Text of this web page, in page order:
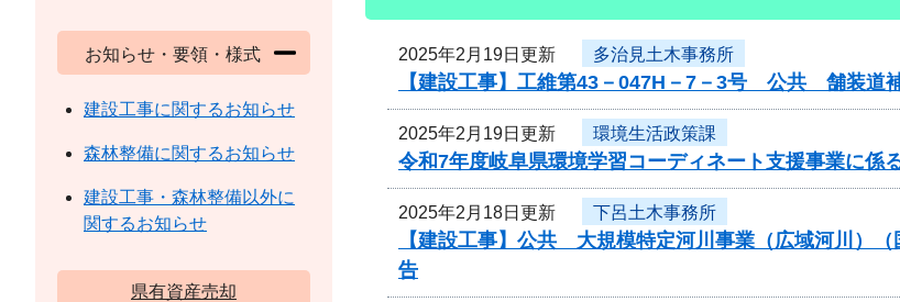
2025年2月19日更新 多治見土木事務所
【建設工事】工維第43－047H－7－3号 公共 舗装道
2025年2月19日更新 環境生活政策課
令和7年度岐阜県環境学習コーディネート支援事業に係
2025年2月18日更新 下呂土木事務所
【建設工事】公共 大規模特定河川事業（広域河川）
告
お知らせ・要領・様式
建設工事に関するお知らせ
森林整備に関するお知らせ
建設工事・森林整備以外に
関するお知らせ
県有資産売却